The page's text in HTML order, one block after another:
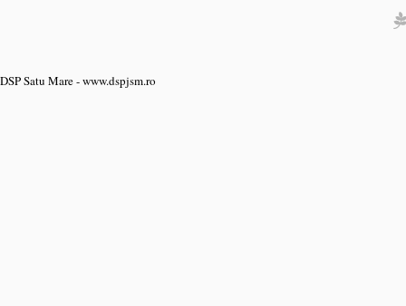
DSP Satu Mare - www.dspjsm.ro